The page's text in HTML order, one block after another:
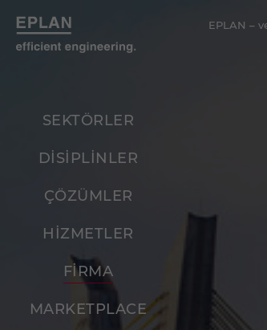
EPLAN –
SEKTÖRLER
DİSİPLİNLER
ÇÖZÜMLER
HİZMETLER
FİRMA
MARKETPLACE